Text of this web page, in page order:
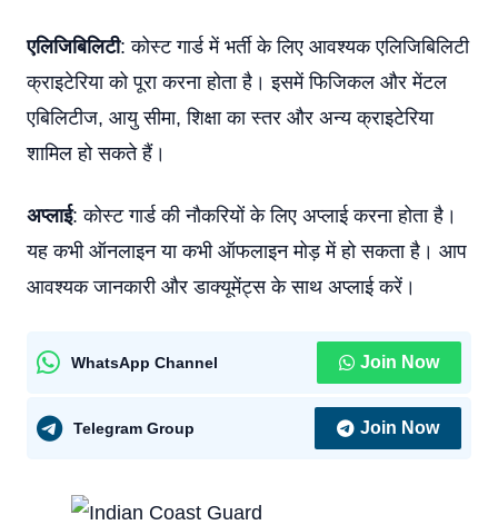
एलिजिबिलिटी: कोस्ट गार्ड में भर्ती के लिए आवश्यक एलिजिबिलिटी
क्राइटेरिया को पूरा करना होता है। इसमें फिजिकल और मेंटल
एबिलिटीज, आयु सीमा, शिक्षा का स्तर और अन्य क्राइटेरिया
शामिल हो सकते हैं।
अप्लाई: कोस्ट गार्ड की नौकरियों के लिए अप्लाई करना होता है।
यह कभी ऑनलाइन या कभी ऑफलाइन मोड़ में हो सकता है। आप
आवश्यक जानकारी और डाक्यूमेंट्स के साथ अप्लाई करें।
WhatsApp Channel Join Now
Telegram Group Join Now